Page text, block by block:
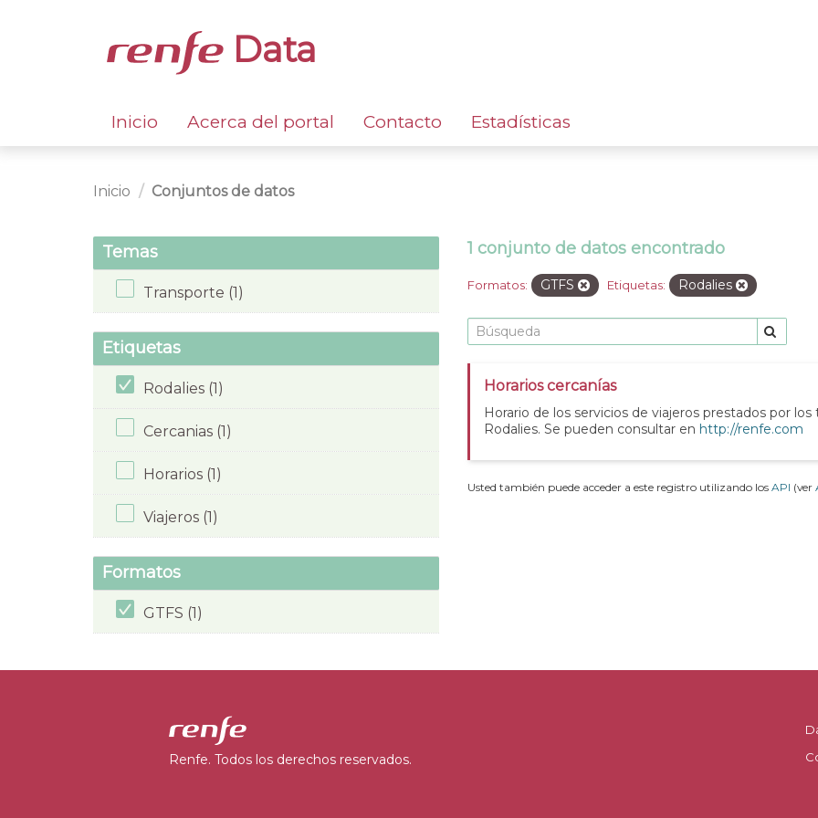
Data
Inicio Acerca del portal Contacto Estadísticas
Inicio Conjuntos de datos
Temas
Transporte (1)
Etiquetas
Rodalies (1)
Cercanias (1)
Horarios (1)
Viajeros (1)
Formatos
GTFS (1)
1 conjunto de datos encontrado
Formatos: GTFS Etiquetas: Rodalies
Horarios cercanías
Horario de los servicios de viajeros prestados por los
Rodalies. Se pueden consultar en http://renfe.com
Usted también puede acceder a este registro utilizando los API (ver
Renfe. Todos los derechos reservados.